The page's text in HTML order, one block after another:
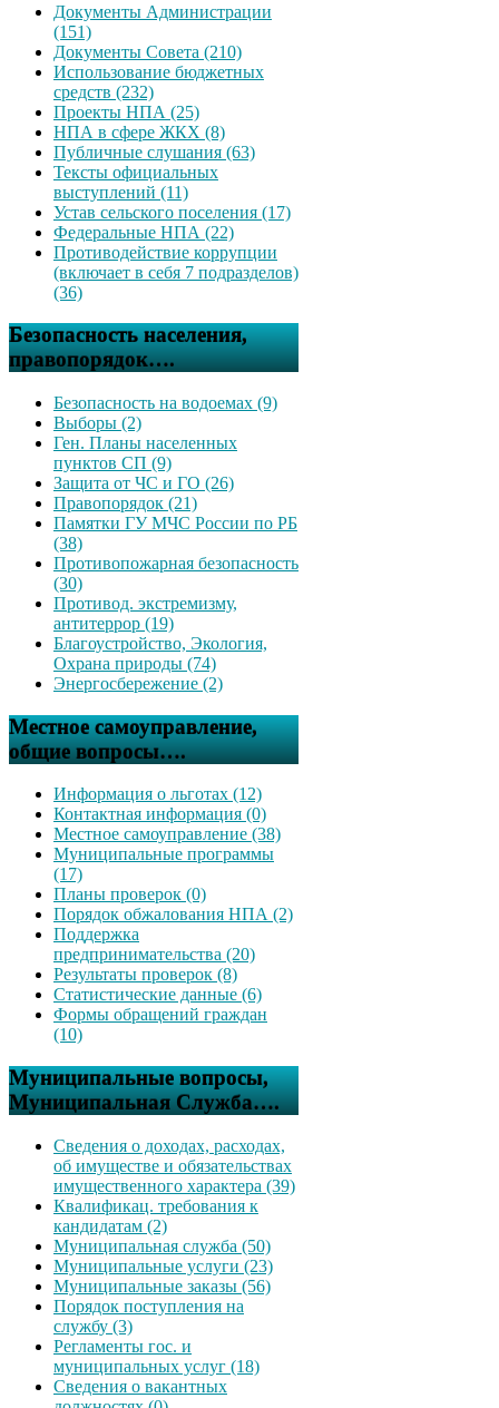
Документы Администрации
(151)
Документы Совета (210)
Использование бюджетных
средств (232)
Проекты НПА (25)
НПА в сфере ЖКХ (8)
Публичные слушания (63)
Тексты официальных
выступлений (11)
Устав сельского поселения (17)
Федеральные НПА (22)
Противодействие коррупции
(включает в себя 7 подразделов)
(36)
Безопасность населения,
правопорядок….
Безопасность на водоемах (9)
Выборы (2)
Ген. Планы населенных
пунктов СП (9)
Защита от ЧС и ГО (26)
Правопорядок (21)
Памятки ГУ МЧС России по РБ
(38)
Противопожарная безопасность
(30)
Противод. экстремизму,
антитеррор (19)
Благоустройство, Экология,
Охрана природы (74)
Энергосбережение (2)
Местное самоуправление,
общие вопросы….
Информация о льготах (12)
Контактная информация (0)
Местное самоуправление (38)
Муниципальные программы
(17)
Планы проверок (0)
Порядок обжалования НПА (2)
Поддержка
предпринимательства (20)
Результаты проверок (8)
Статистические данные (6)
Формы обращений граждан
(10)
Муниципальные вопросы,
Муниципальная Служба….
Сведения о доходах, расходах,
об имуществе и обязательствах
имущественного характера (39)
Квалификац. требования к
кандидатам (2)
Муниципальная служба (50)
Муниципальные услуги (23)
Муниципальные заказы (56)
Порядок поступления на
службу (3)
Регламенты гос. и
муниципальных услуг (18)
Сведения о вакантных